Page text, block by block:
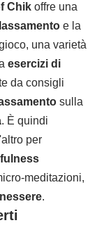
Chik offre una
e la
una varietà
esercizi di
da consigli
sulla
. È quindi
per
meditazioni,
.